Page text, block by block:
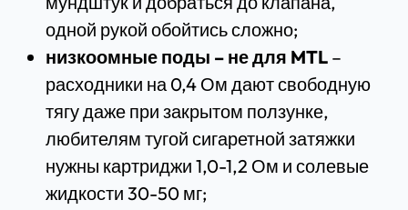
одной рукой обойтись сложно;
низкоомные поды – не для MTL–
расходники на 0,4 Ом дают свободную
тягу даже при закрытом ползунке,
любителям тугой сигаретной затяжки
нужны картриджи 1,0-1,2 Ом и солевые
жидкости 30-50 мг;